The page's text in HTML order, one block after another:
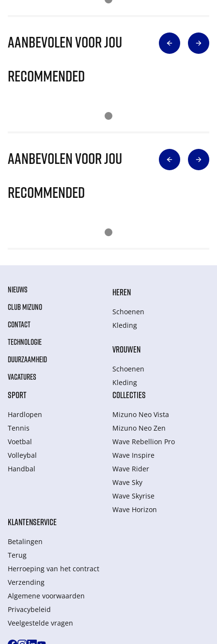
Aanbevolen voor jou
Recommended
Aanbevolen voor jou
Recommended
NIEUWS
CLUB MIZUNO
CONTACT
TECHNOLOGIE
DUURZAAMHEID
VACATURES
HEREN
Schoenen
Kleding
VROUWEN
Schoenen
Kleding
SPORT
Hardlopen
Tennis
Voetbal
Volleybal
Handbal
COLLECTIES
Mizuno Neo Vista
Mizuno Neo Zen
Wave Rebellion Pro
Wave Inspire
Wave Rider
Wave Sky
Wave Skyrise
Wave Horizon
KLANTENSERVICE
Betalingen
Terug
Herroeping van het contract
Verzending
Algemene voorwaarden
Privacybeleid
Veelgestelde vragen